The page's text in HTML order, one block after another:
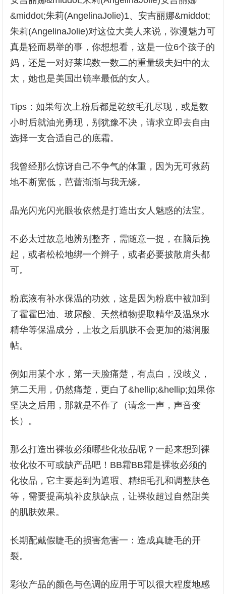
&middot;朱莉(AngelinaJolie)1、安吉丽娜&middot;
朱莉(AngelinaJolie)对这位大美人来说，弥漫魅力可
真是轻而易举的事，你想想看，这是一位6个孩子的
妈，还是一对好莱坞数一数二的重量级夫妇中的太
太，她也是美国出镜率最低的女人。
Tips：如果每次上粉后都是乾纹毛孔尽现，或是数
小时后就油光勇现，别犹豫不决，请求立即去自由
选择一支合适自己的底霜。
我曾经那么惊讶自己不争气的体重，因为无可救药
地不断宽低，芭蕾渐渐与我无缘。
晶光闪光闪光眼妆依然是打造出女人魅惑的法宝。
不必太过故意地辨别整齐，需随意一捉，在脑后挽
起，或者松松地绑一个辫子，或者必要披散肩头都
可。
粉底液有补水保温的功效，这是因为粉底中被加到
了霍霍巴油、玻尿酸、天然植物提取精华及温泉水
精华等保温成分，上妆之后肌肤不会更加的滋润服
帖。
例如用某个水，第一天脸痛楚，有点白，没歧义，
第二天用，仍然痛楚，更白了&hellip;&hellip;如果你
坚决之后用，那就是不作了（请念一声，声音变
长）。
那么打造出裸妆必须哪些化妆品呢？一起来想到裸
妆化妆不可或缺产品吧！BB霜BB霜是裸妆必须的
化妆品，它主要起到为遮瑕、精细毛孔和调整肤色
等，需要提高填补皮肤缺点，让裸妆超过自然甜美
的肌肤效果。
长期配戴假睫毛的损害危害一：造成真睫毛的开
裂。
彩妆产品的颜色与色调的应用于可以很大程度地感